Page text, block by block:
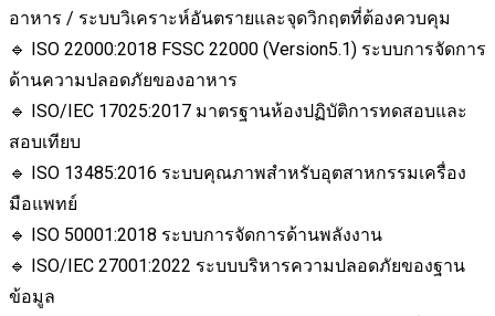
อาหาร / ระบบวิเคราะห์อันตรายและจุดวิกฤตที่ต้องควบคุม
🔹 ISO 22000:2018 FSSC 22000 (Version5.1) ระบบการจัดการ
ด้านความปลอดภัยของอาหาร
🔹 ISO/IEC 17025:2017 มาตรฐานห้องปฏิบัติการทดสอบและ
สอบเทียบ
🔹 ISO 13485:2016 ระบบคุณภาพสำหรับอุตสาหกรรมเครื่อง
มือแพทย์
🔹 ISO 50001:2018 ระบบการจัดการด้านพลังงาน
🔹 ISO/IEC 27001:2022 ระบบบริหารความปลอดภัยของฐาน
ข้อมูล